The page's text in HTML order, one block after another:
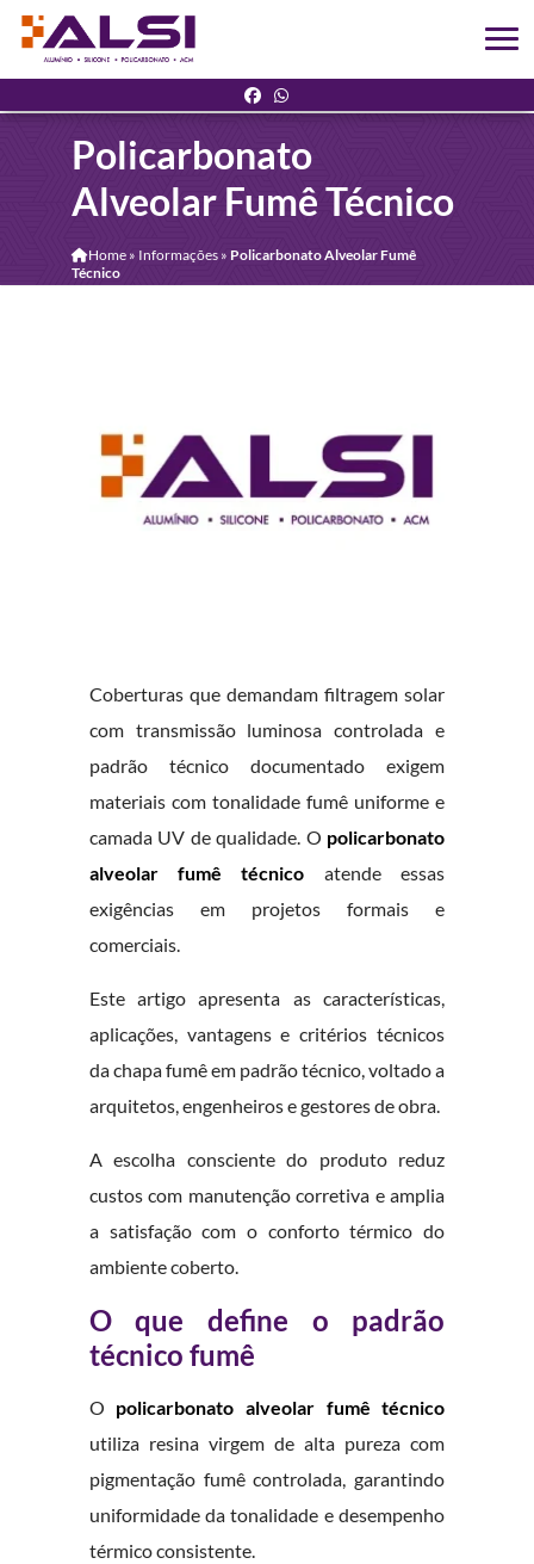
Policarbonato
Alveolar Fumê Técnico
Home» Informações » Policarbonato Alveolar Fumê
Técnico
Coberturas que demandam filtragem solar
com transmissão luminosa controlada e
padrão técnico documentado exigem
materiais com tonalidade fumê uniforme e
camada UV de qualidade. O policarbonato
alveolar fumê técnico atende essas
exigências em projetos formais e
comerciais.
Este artigo apresenta as características,
aplicações, vantagens e critérios técnicos
da chapa fumê em padrão técnico, voltado a
arquitetos, engenheiros e gestores de obra.
A escolha consciente do produto reduz
custos com manutenção corretiva e amplia
a satisfação com o conforto térmico do
ambiente coberto.
O que define o padrão
técnico fumê
O policarbonato alveolar fumê técnico
utiliza resina virgem de alta pureza com
pigmentação fumê controlada, garantindo
uniformidade da tonalidade e desempenho
térmico consistente.